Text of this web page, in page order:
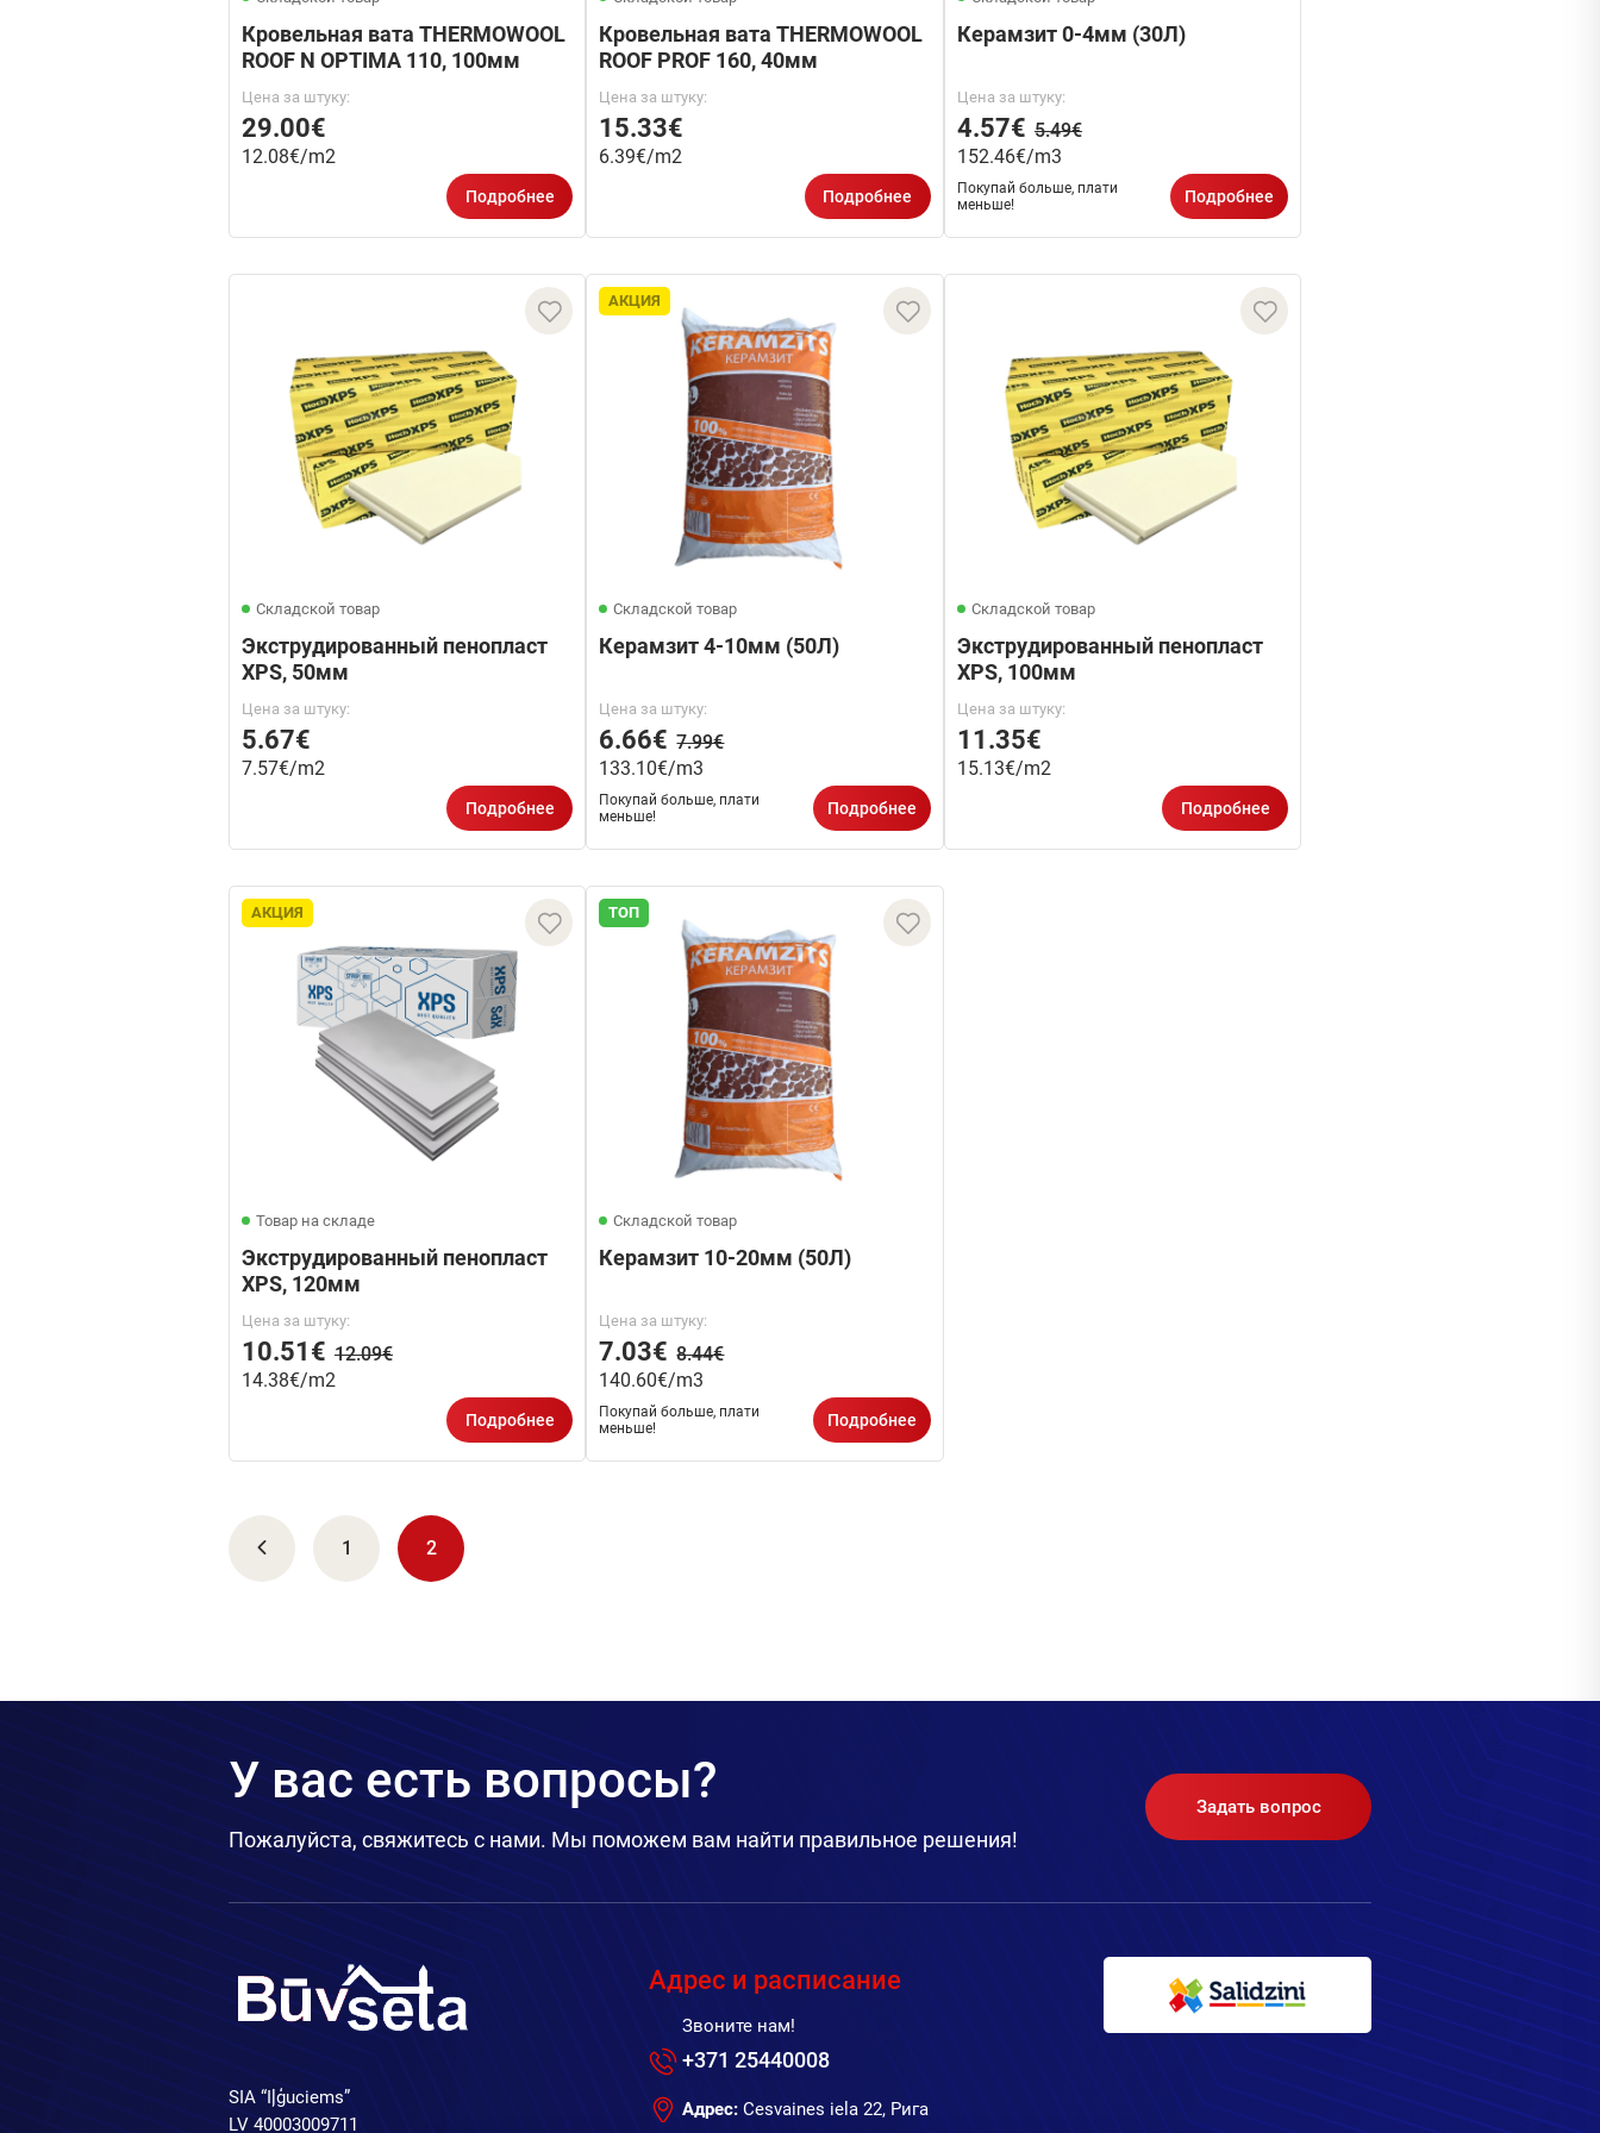
Кровельная вата THERMOWOOL
ROOF N OPTIMA 110, 100мм
Цена за штуку:
29.00€
12.08€/m2
Подробнее
Кровельная вата THERMOWOOL
ROOF PROF 160, 40мм
Цена за штуку:
15.33€
6.39€/m2
Подробнее
Керамзит 0-4мм (30Л)
Цена за штуку:
4.57€ 5.49€
152.46€/m3
Покупай больше, плати
меньше!
Подробнее
Складской товар
Экструдированный пенопласт
XPS, 50мм
Цена за штуку:
5.67€
7.57€/m2
Подробнее
АКЦИЯ
Складской товар
Керамзит 4-10мм (50Л)
Цена за штуку:
6.66€ 7.99€
133.10€/m3
Покупай больше, плати
меньше!
Подробнее
Складской товар
Экструдированный пенопласт
XPS, 100мм
Цена за штуку:
11.35€
15.13€/m2
Подробнее
АКЦИЯ
Товар на складе
Экструдированный пенопласт
XPS, 120мм
Цена за штуку:
10.51€ 12.09€
14.38€/m2
Подробнее
ТОП
Складской товар
Керамзит 10-20мм (50Л)
Цена за штуку:
7.03€ 8.44€
140.60€/m3
Покупай больше, плати
меньше!
Подробнее
1 2
У вас есть вопросы?
Пожалуйста, свяжитесь с нами. Мы поможем вам найти правильное решения!
Задать вопрос
SIA “Iļģuciems”
LV 40003009711
Адрес и расписание
Звоните нам!
+371 25440008
Адрес: Cesvaines iela 22, Рига